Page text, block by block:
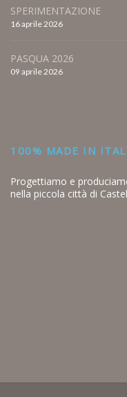
SPERIMENTAZIONE
16 aprile 2026
PASQUA 2026
09 aprile 2026
100% MADE IN
Progettiamo e
nella piccola città di